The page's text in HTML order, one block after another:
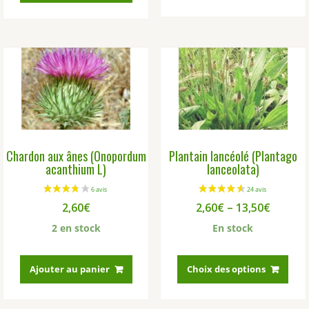
Chardon aux ânes (Onopordum
acanthium L)
2,60€
2 en stock
Ajouter au panier
Plantain lancéolé (Plantago
lanceolata)
2,60€– 13,50€
En stock
Choix des options
Ce
a